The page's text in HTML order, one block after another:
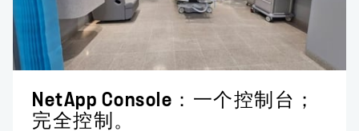
NetApp Console：一个控制台；
完全控制。